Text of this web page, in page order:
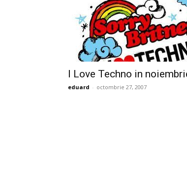
I Love Techno in
eduard - octombrie 27, 2007